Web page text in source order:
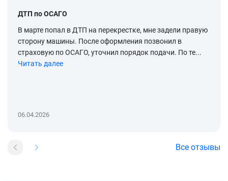
ДТП по ОСАГО
В марте попал в ДТП на перекрестке, мне задели правую
сторону машины. После оформления позвонил в
страховую по ОСАГО, уточнил порядок подачи. По те...
Читать далее
06.04.2026
Все отзывы